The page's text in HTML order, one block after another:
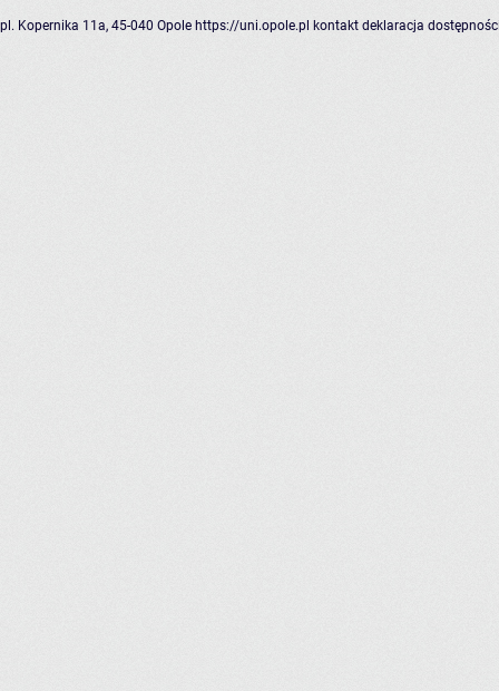
pl. Kopernika 11a, 45-040 Opole https://uni.opole.pl kontakt deklaracja